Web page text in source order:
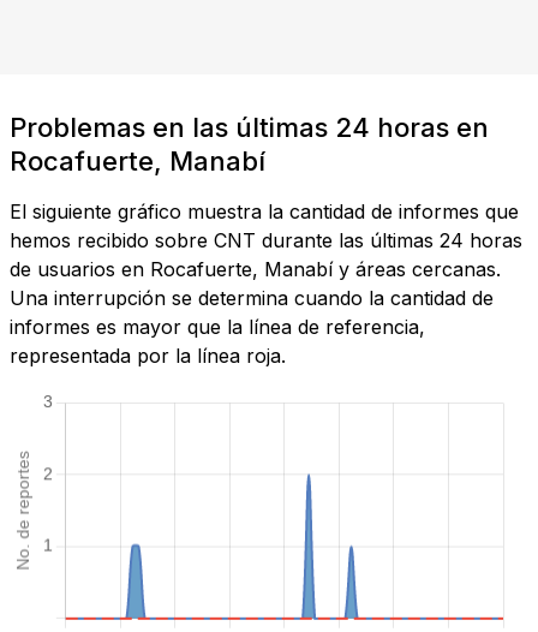
Problemas en las últimas 24 horas en
Rocafuerte, Manabí
El siguiente gráfico muestra la cantidad de informes que
hemos recibido sobre CNT durante las últimas 24 horas
de usuarios en Rocafuerte, Manabí y áreas cercanas.
Una interrupción se determina cuando la cantidad de
informes es mayor que la línea de referencia,
representada por la línea roja.